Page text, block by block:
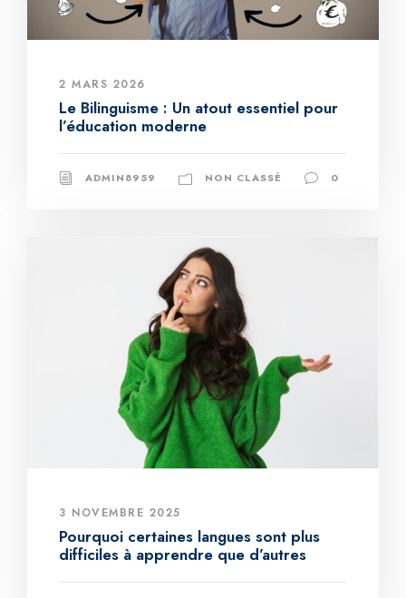
2 MARS 2026
Le Bilinguisme : Un atout essentiel pour
l’éducation moderne
ADMIN8959 NON CLASSÉ 0
3 NOVEMBRE 2025
Pourquoi certaines langues sont plus
difficiles à apprendre que d’autres